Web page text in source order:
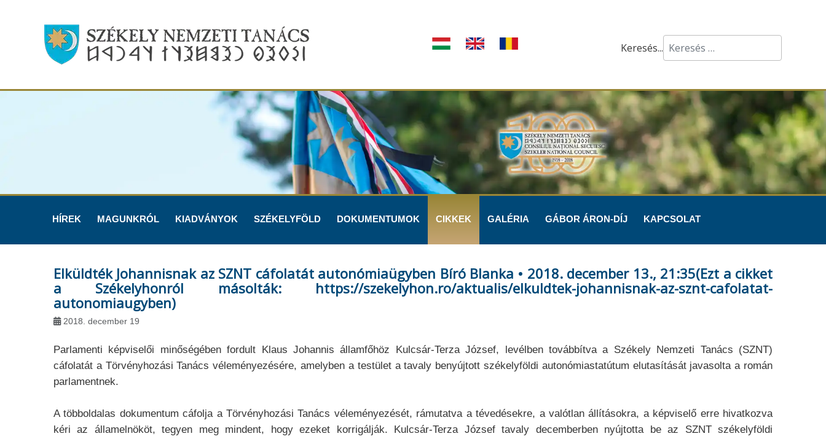
Keresés...
HÍREK MAGUNKRÓL KIADVÁNYOK SZÉKELYFÖLD DOKUMENTUMOK CIKKEK GALÉRIA GÁBOR ÁRON-DÍJ KAPCSOLAT
Elküldték Johannisnak az SZNT cáfolatát autonómiaügyben Bíró Blanka • 2018. december 13., 21:35(Ezt a cikket
a Székelyhonról másolták: https://szekelyhon.ro/aktualis/elkuldtek-johannisnak-az-sznt-cafolatat-
autonomiaugyben)
2018. december 19
Parlamenti képviselői minőségében fordult Klaus Johannis államfőhöz Kulcsár-Terza József, levélben továbbítva a Székely Nemzeti Tanács (SZNT)
cáfolatát a Törvényhozási Tanács véleményezésére, amelyben a testület a tavaly benyújtott székelyföldi autonómiastatútum elutasítását javasolta a román
parlamentnek.
A többoldalas dokumentum cáfolja a Törvényhozási Tanács véleményezését, rámutatva a tévedésekre, a valótlan állításokra, a képviselő erre hivatkozva
kéri az államelnököt, tegyen meg mindent, hogy ezeket korrigálják. Kulcsár-Terza József tavaly decemberben nyújtotta be az SZNT székelyföldi